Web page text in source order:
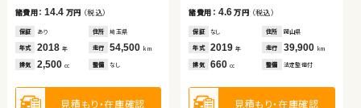
諸費用：14.4 万円 （税込）
保証 あり 住所 埼玉県
年式 2018 年 走行 54,500 km
排気 2,500 cc 整備 なし
見積もり・在庫確認
諸費用： 4.6万円 （税込）
保証 なし 住所 岡山県
年式 2019年 走行 39,900 km
排気 660cc 整備 法定整備付
見積もり・在庫確認
年式 2006年 走行
排気 660 整備 法定整備付
見積もり・在庫確認
年式 2017年 走行
排気 1,800 整備 法定整備付
見積もり・在庫確認
諸費用：13.9 万円 （税込）
保証 あり 住所 北海道
年式 2023 年 走行 22,000 km
排気 1,000 cc 整備 法定整備付
見積もり・在庫確認
315.0万円
車両本体価格
諸費用：5.5 万円 （税込）
保証 なし 住所 千葉県
排気 2,000cc 整備 法定整備付